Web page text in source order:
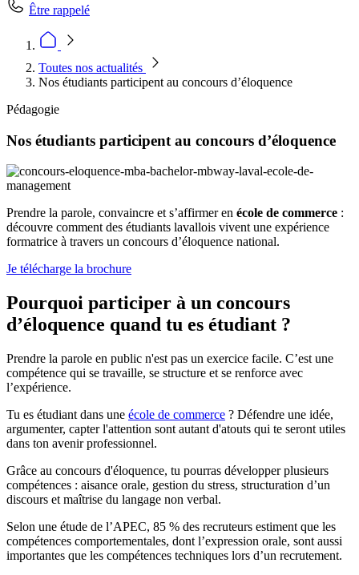
Être rappelé
Toutes nos actualités
Nos étudiants participent au concours d’éloquence
Pédagogie
Nos étudiants participent au concours d’éloquence
Prendre la parole, convaincre et s’affirmer en école de commerce :
découvre comment des étudiants lavallois vivent une expérience
formatrice à travers un concours d’éloquence national.
Je télécharge la brochure
Pourquoi participer à un concours
d’éloquence quand tu es étudiant ?
Prendre la parole en public n'est pas un exercice facile. C’est une
compétence qui se travaille, se structure et se renforce avec
l’expérience.
Tu es étudiant dans une école de commerce ? Défendre une idée,
argumenter, capter l'attention sont autant d'atouts qui te seront utiles
dans ton avenir professionnel.
Grâce au concours d'éloquence, tu pourras développer plusieurs
compétences : aisance orale, gestion du stress, structuration d’un
discours et maîtrise du langage non verbal.
Selon une étude de l’APEC, 85 % des recruteurs estiment que les
compétences comportementales, dont l’expression orale, sont aussi
importantes que les compétences techniques lors d’un recrutement.